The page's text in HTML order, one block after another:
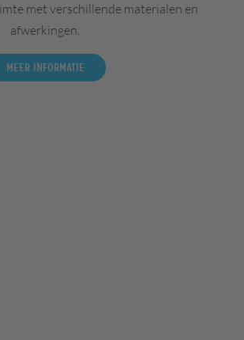
met verschillende materialen en
afwerkingen.
Meer informatie